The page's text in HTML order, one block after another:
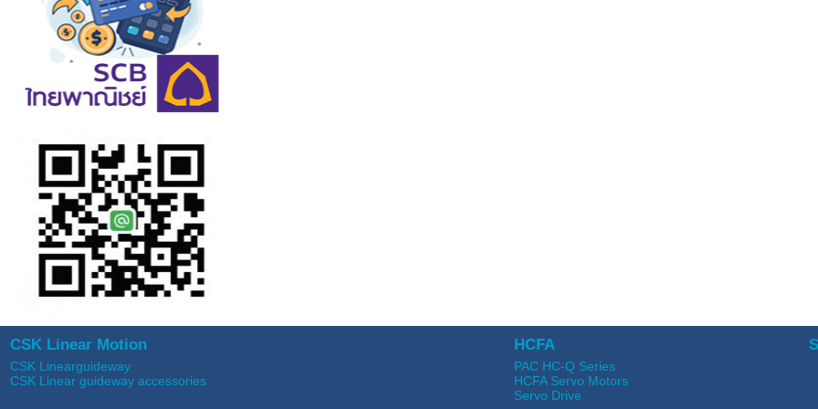
CSK Linear Motion
CSK Linearguideway
CSK Linear guideway accessories
HCFA
PAC HC-Q Series
HCFA Servo Motors
Servo Drive